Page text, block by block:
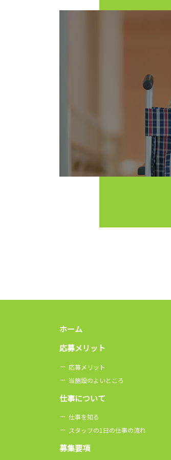
ホーム
応募メリット
応募メリット
当施設のよいところ
仕事について
仕事を知る
スタッフの1日の仕事の流れ
募集要項